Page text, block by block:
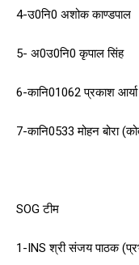
4-उ0नि0 अशोक काण्डपाल
5- अ0उ0नि0 कृपाल सिंह
6-कानि01062 प्रकाश आर्या
7-कानि0533 मोहन बोरा
SOG टीम
1-INS श्री संजय पाठक